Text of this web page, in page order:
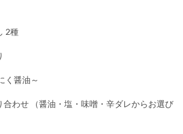
2種
く醤油～
わせ （醤油・塩・味噌・辛ダレからお選び